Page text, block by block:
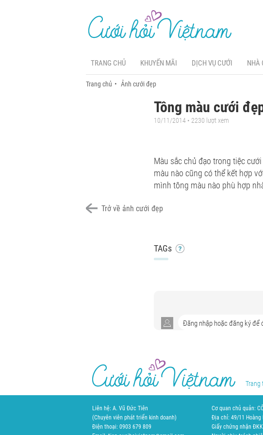
TRANG CHỦ KHUYẾN MÃI DỊCH VỤ CƯỚI NHÀ
Trang chủ Ảnh cưới đẹp
Tông màu cưới
10/11/2014 • 2230 lượt xem
Màu sắc chủ đạo trong tiệc
màu nào cũng có thể kết hợp
mình tông màu nào phù hợp
Trở về ảnh cưới đẹp
TAGs
Trang
Liên hệ: A. Vũ Đức Tiên
(Chuyên viên phát triển kinh doanh)
Điện thoại: 0903 679 809
Cơ quan chủ quản:
Địa chỉ: 49/11 Hoàng
Giấy chứng nhận